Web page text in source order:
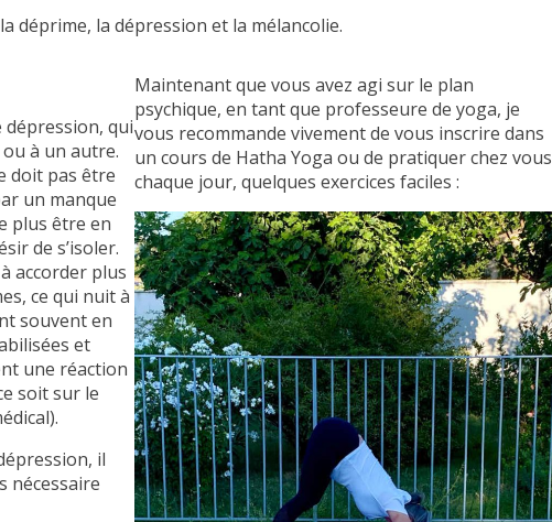
déprime, la dépression et la mélancolie.
qui
à un autre.
doit pas être
un manque
plus être en
de s’isoler.
accorder plus
ce qui nuit à
souvent en
et
une réaction
soit sur le
il
nécessaire
Maintenant que vous avez agi sur le plan
psychique, en tant que professeure de yoga, je
vous recommande vivement de vous inscrire dans
un cours de Hatha Yoga ou de pratiquer chez vous
chaque jour, quelques exercices faciles :